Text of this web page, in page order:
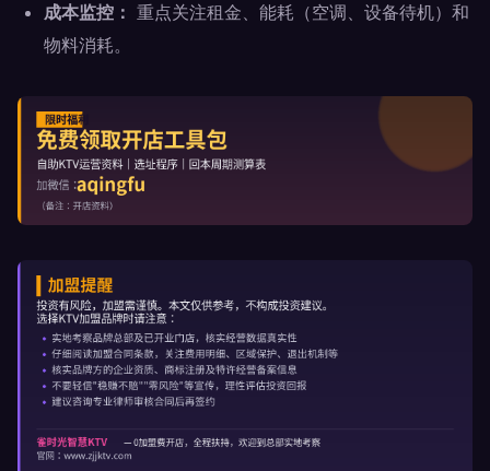
成本监控： 重点关注租金、能耗（空调、设备待机）和
物料消耗。